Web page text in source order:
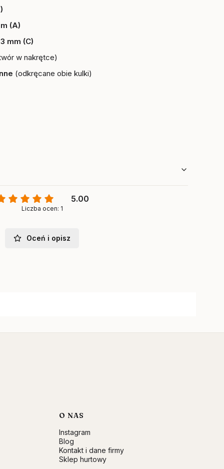
(A)
mm (C)
w nakrętce)
(odkręcane obie kulki)
5.00
Liczba ocen: 1
Oceń i opisz
O NAS
Instagram
Blog
Kontakt i dane firmy
Sklep hurtowy